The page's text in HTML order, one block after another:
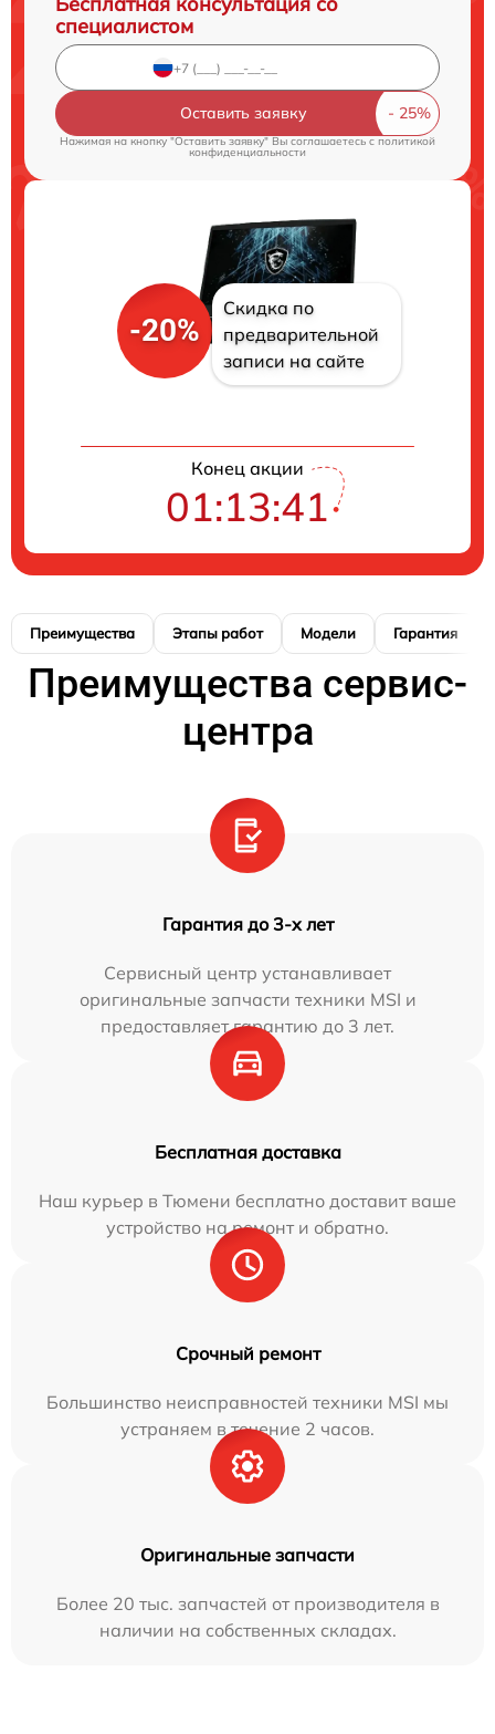
специалистом
Оставить заявку
Нажимая на кнопку "Оставить заявку" Вы соглашаетесь cполитикой
конфиденциальности
-20%
Скидка по
предварительной
записи на сайте
Конец акции
01:13:40
Преимущества Этапы работ Модели Гарантия
Преимущества сервис-
центра
Гарантия до 3-х лет
Сервисный центр устанавливает
оригинальные запчасти техники MSI и
предоставляет гарантию до 3 лет.
Бесплатная доставка
Наш курьер в Тюмени бесплатно доставит ваше
устройство на ремонт и обратно.
Срочный ремонт
Большинство неисправностей техники MSI мы
устраняем в течение 2 часов.
Оригинальные запчасти
Более 20 тыс. запчастей от производителя в
наличии на собственных складах.